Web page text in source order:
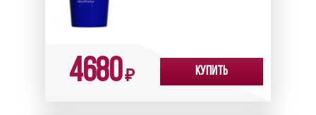
4680₽ Купить